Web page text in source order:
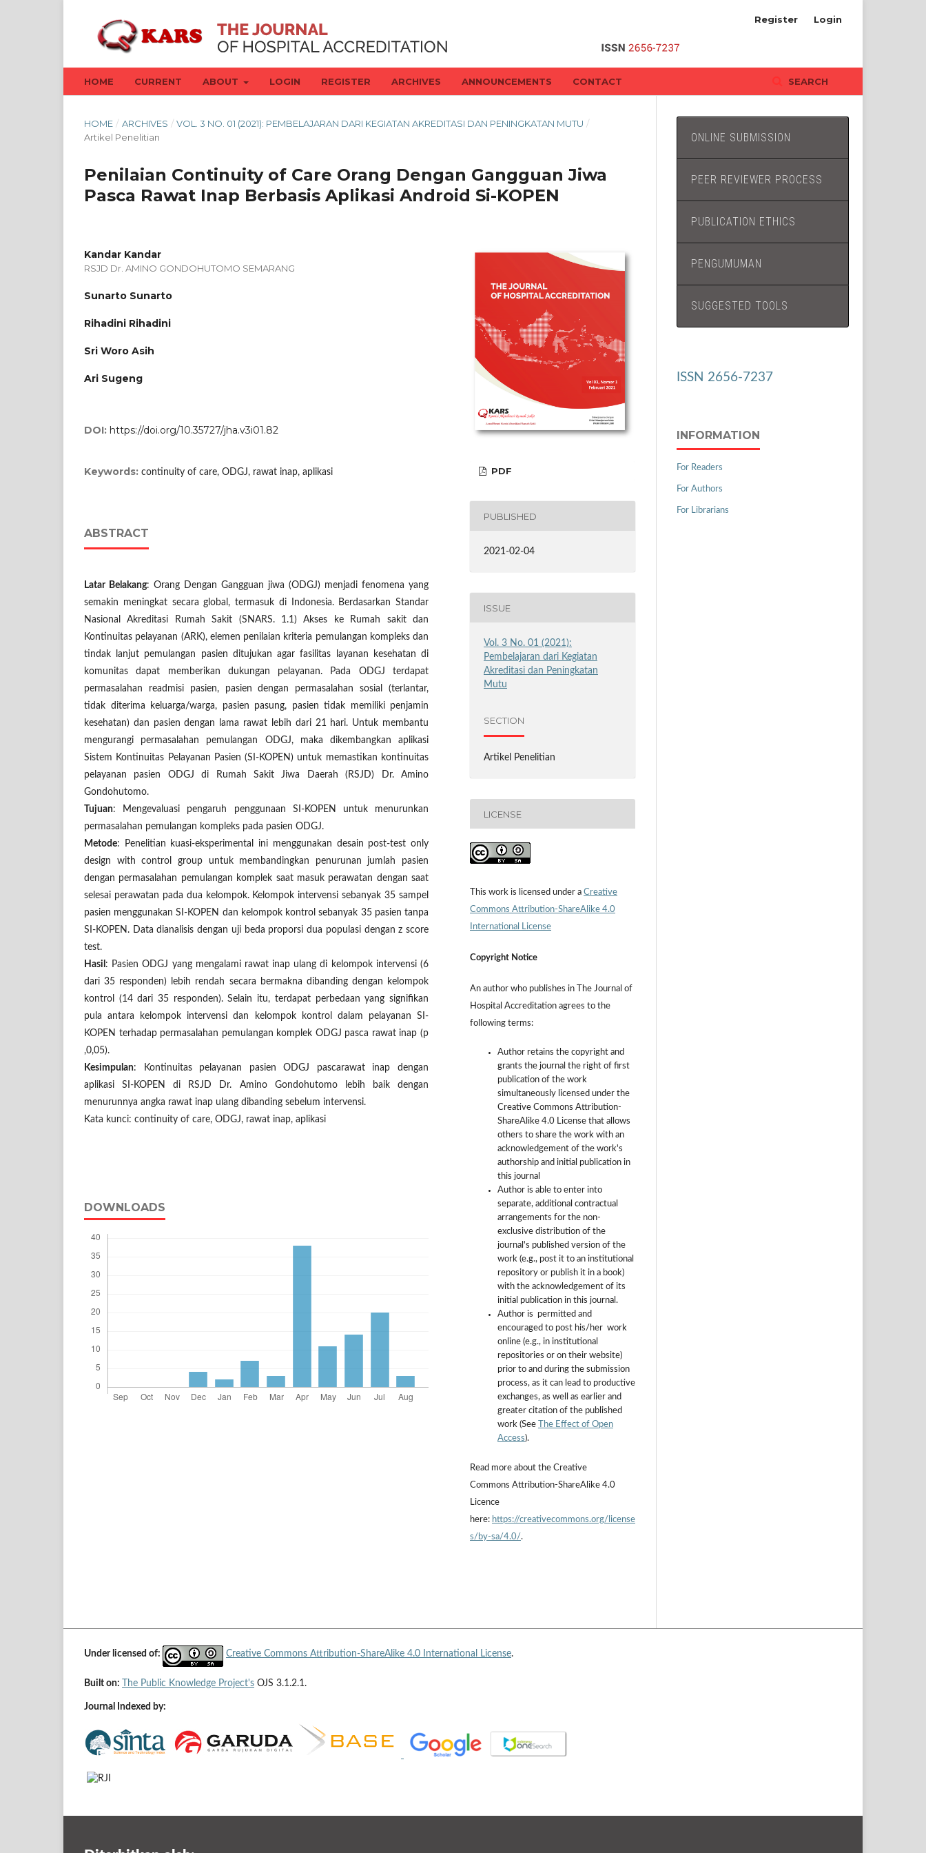
HOME CURRENT ABOUT LOGIN REGISTER ARCHIVES ANNOUNCEMENTS CONTACT SEARCH
Register Login
HOME / ARCHIVES / VOL. 3 NO. 01 (2021): PEMBELAJARAN DARI KEGIATAN AKREDITASI DAN PENINGKATAN MUTU /
Artikel Penelitian
Penilaian Continuity of Care Orang Dengan Gangguan Jiwa
Pasca Rawat Inap Berbasis Aplikasi Android Si-KOPEN
Kandar Kandar
RSJD Dr. AMINO GONDOHUTOMO SEMARANG
Sunarto Sunarto
Rihadini Rihadini
Sri Woro Asih
Ari Sugeng
DOI: https://doi.org/10.35727/jha.v3i01.82
Keywords: continuity of care, ODGJ, rawat inap, aplikasi
ABSTRACT
Latar Belakang: Orang Dengan Gangguan jiwa (ODGJ) menjadi fenomena yang
semakin meningkat secara global, termasuk di Indonesia. Berdasarkan Standar
Nasional Akreditasi Rumah Sakit (SNARS. 1.1) Akses ke Rumah sakit dan
Kontinuitas pelayanan (ARK), elemen penilaian kriteria pemulangan kompleks dan
tindak lanjut pemulangan pasien ditujukan agar fasilitas layanan kesehatan di
komunitas dapat memberikan dukungan pelayanan. Pada ODGJ terdapat
permasalahan readmisi pasien, pasien dengan permasalahan sosial (terlantar,
tidak diterima keluarga/warga, pasien pasung, pasien tidak memiliki penjamin
kesehatan) dan pasien dengan lama rawat lebih dari 21 hari. Untuk membantu
mengurangi permasalahan pemulangan ODGJ, maka dikembangkan aplikasi
Sistem Kontinuitas Pelayanan Pasien (SI-KOPEN) untuk memastikan kontinuitas
pelayanan pasien ODGJ di Rumah Sakit Jiwa Daerah (RSJD) Dr. Amino
Gondohutomo.
Tujuan: Mengevaluasi pengaruh penggunaan SI-KOPEN untuk menurunkan
permasalahan pemulangan kompleks pada pasien ODGJ.
Metode: Penelitian kuasi-eksperimental ini menggunakan desain post-test only
design with control group untuk membandingkan penurunan jumlah pasien
dengan permasalahan pemulangan komplek saat masuk perawatan dengan saat
selesai perawatan pada dua kelompok. Kelompok intervensi sebanyak 35 sampel
pasien menggunakan SI-KOPEN dan kelompok kontrol sebanyak 35 pasien tanpa
SI-KOPEN. Data dianalisis dengan uji beda proporsi dua populasi dengan z score
test.
Hasil : Pasien ODGJ yang mengalami rawat inap ulang di kelompok intervensi (6
dari 35 responden) lebih rendah secara bermakna dibanding dengan kelompok
kontrol (14 dari 35 responden). Selain itu, terdapat perbedaan yang signifikan
pula antara kelompok intervensi dan kelompok kontrol dalam pelayanan SI-
KOPEN terhadap permasalahan pemulangan komplek ODGJ pasca rawat inap (p
,0,05).
Kesimpulan: Kontinuitas pelayanan pasien ODGJ pascarawat inap dengan
aplikasi SI-KOPEN di RSJD Dr. Amino Gondohutomo lebih baik dengan
menurunnya angka rawat inap ulang dibanding sebelum intervensi.
Kata kunci: continuity of care, ODGJ, rawat inap, aplikasi
DOWNLOADS
PDF
PUBLISHED
2021-02-04
ISSUE
Vol. 3 No. 01 (2021):
Pembelajaran dari Kegiatan
Akreditasi dan Peningkatan
Mutu
SECTION
Artikel Penelitian
LICENSE
This work is licensed under a Creative
Commons Attribution-ShareAlike 4.0
International License
Copyright Notice
An author who publishes in The Journal of
Hospital Accreditation agrees to the
following terms:
Author retains the copyright and
grants the journal the right of first
publication of the work
simultaneously licensed under the
Creative Commons Attribution-
ShareAlike 4.0 License that allows
others to share the work with an
acknowledgement of the work's
authorship and initial publication in
this journal
Author is able to enter into
separate, additional contractual
arrangements for the non-
exclusive distribution of the
journal's published version of the
work (e.g., post it to an institutional
repository or publish it in a book)
with the acknowledgement of its
initial publication in this journal.
Author is permitted and
encouraged to post his/her work
online (e.g., in institutional
repositories or on their website)
prior to and during the submission
process, as it can lead to productive
exchanges, as well as earlier and
greater citation of the published
work (See
The Effect of Open
Access).
Read more about the Creative
Commons Attribution-ShareAlike 4.0
Licence
here: https://creativecommons.org/license
s/by-sa/4.0/.
ONLINE SUBMISSION
PEER REVIEWER PROCESS
PUBLICATION ETHICS
PENGUMUMAN
SUGGESTED TOOLS
ISSN 2656-7237
INFORMATION
For Readers
For Authors
For Librarians
Under licensed of: Creative Commons Attribution-ShareAlike 4.0 International License.
Built on: The Public Knowledge Project's OJS 3.1.2.1.
Journal Indexed by: